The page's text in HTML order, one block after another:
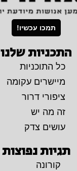
תמכו עכשיו!
התכניות שלנו
כל התוכניות
מיישרים עקומה
ציפורי דרור
זה מה יש
עושים צדק
תגיות נפוצות
קורונה